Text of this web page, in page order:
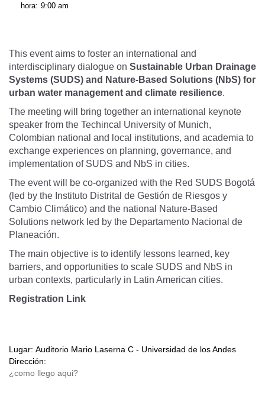
hora: 9:00 am
This event aims to foster an international and
interdisciplinary dialogue on Sustainable Urban Drainage
Systems (SUDS) and Nature-Based Solutions (NbS) for
urban water management and climate resilience.
The meeting will bring together an international keynote
speaker from the Techincal University of Munich,
Colombian national and local institutions, and academia to
exchange experiences on planning, governance, and
implementation of SUDS and NbS in cities.
The event will be co-organized with the Red SUDS Bogotá
(led by the Instituto Distrital de Gestión de Riesgos y
Cambio Climático) and the national Nature-Based
Solutions network led by the Departamento Nacional de
Planeación.
The main objective is to identify lessons learned, key
barriers, and opportunities to scale SUDS and NbS in
urban contexts, particularly in Latin American cities.
Registration Link
Lugar: Auditorio Mario Laserna C - Universidad de los Andes
Dirección: